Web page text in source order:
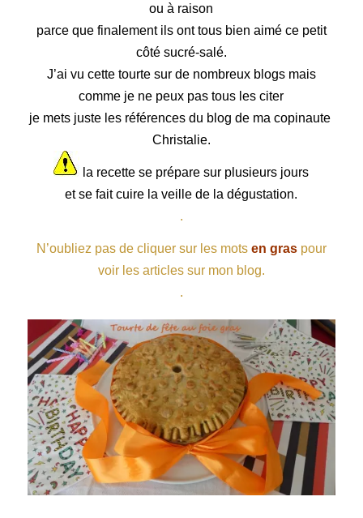
ou à raison
parce que finalement ils ont tous bien aimé ce petit
côté sucré-salé.
J’ai vu cette tourte sur de nombreux blogs mais
comme je ne peux pas tous les citer
je mets juste les références du blog de ma copinaute
Christalie.
la recette se prépare sur plusieurs jours
et se fait cuire la veille de la dégustation.
.
N’oubliez pas de cliquer sur les mots en graspour
voir les articles sur mon blog.
.